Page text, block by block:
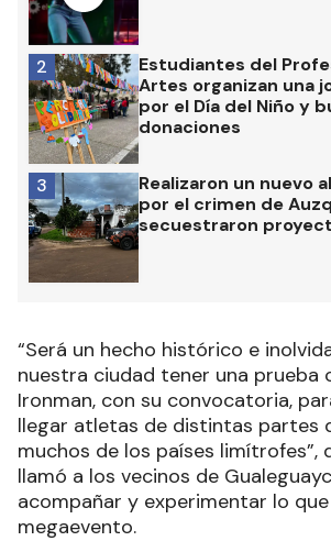
Estudiantes del
Artes organizan una
por el Día del Niño y
donaciones
2
Realizaron un nuevo
por el crimen de
secuestraron
3
“Será un hecho histórico e
nuestra ciudad tener una prueba
Ironman, con su convocatoria,
llegar atletas de distintas partes
muchos de los países limítrofes”,
llamó a los vecinos de
acompañar y experimentar lo
megaevento.